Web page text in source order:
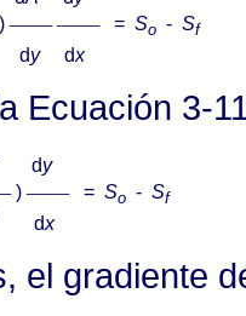
= So - Sf
ydx
Ecuación 3-
y
) = So - Sf
dx
el gradiente